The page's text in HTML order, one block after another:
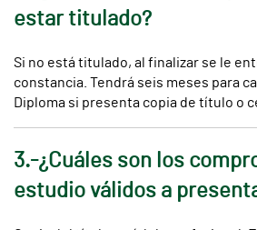
estar titulado?
Si no está titulado, al finalizar se le
constancia. Tendrá seis meses para
Diploma si presenta copia de título o
3.-¿Cuáles son los
estudio válidos a